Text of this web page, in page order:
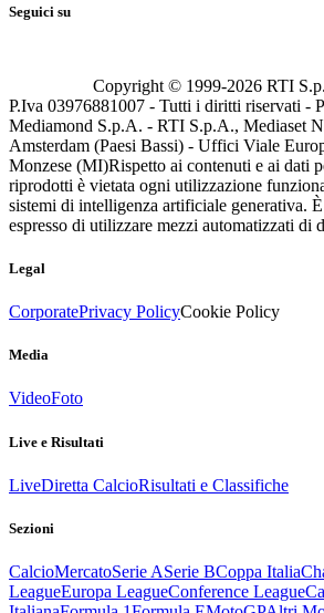
Seguici su
Copyright © 1999-2026 RTI
P.Iva 03976881007 - Tutti i diritti riservati -
Mediamond S.p.A. - RTI S.p.A., Mediaset
Amsterdam (Paesi Bassi) - Uffici Viale
Monzese (MI)Rispetto ai contenuti e ai dati
riprodotti è vietata ogni utilizzazione
sistemi di intelligenza artificiale generativa.
espresso di utilizzare mezzi automatizzati di
Legal
CorporatePrivacy PolicyCookie Policy
Media
VideoFoto
Live e Risultati
LiveDiretta CalcioRisultati e Classifiche
Sezioni
CalcioMercatoSerie ASerie BCoppa Italia
LeagueEuropa LeagueConference League